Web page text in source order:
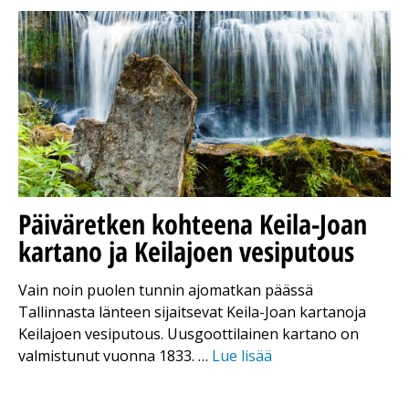
Päiväretken kohteena Keila-Joan
kartano ja Keilajoen vesiputous
Vain noin puolen tunnin ajomatkan päässä
Tallinnasta länteen sijaitsevat Keila-Joan kartanoja
Keilajoen vesiputous. Uusgoottilainen kartano on
valmistunut vuonna 1833. … Lue lisää